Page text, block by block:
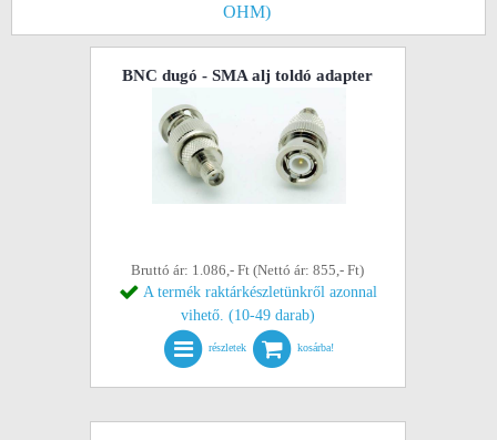
OHM)
BNC dugó - SMA alj toldó adapter
Bruttó ár: 1.086,- Ft (Nettó ár: 855,- Ft)
A termék raktárkészletünkről azonnal
vihető. (10-49 darab)
részletek kosárba!